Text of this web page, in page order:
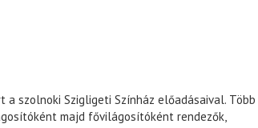
szolnoki Szigligeti Színház előadásaival. Több
majd fővilágosítóként rendezők,